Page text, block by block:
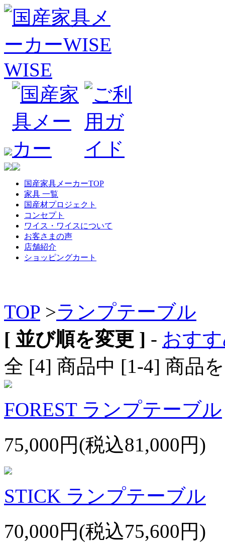
国産家具メーカーTOP
家具 一覧
国産材プロジェクト
コンセプト
ワイス・ワイスについて
お客さまの声
店舗紹介
ショッピングカート
TOP >ランプテーブル
[ 並び順を変更 ] - おす
全 [4] 商品中 [1-4] 商品
FOREST ランプテーブル
75,000円(税込81,000円)
STICK ランプテーブル
70,000円(税込75,600円)